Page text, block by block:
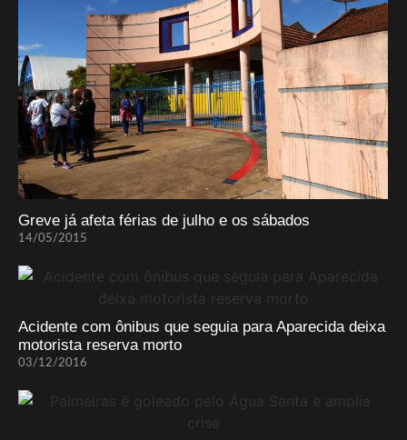
Greve já afeta férias de julho e os sábados
14/05/2015
Acidente com ônibus que seguia para Aparecida deixa
motorista reserva morto
03/12/2016